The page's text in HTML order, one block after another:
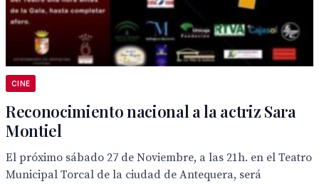
CINE
Reconocimiento nacional a la actriz Sara
Montiel
El próximo sábado 27 de Noviembre, a las 21h. en el Teatro
Municipal Torcal de la ciudad de Antequera, será